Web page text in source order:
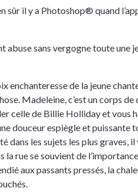
sûr il y a Photoshop® quand
sans vergogne toute une
enchanteresse de la jeune
Madeleine, c’est un corps de
celle de Billie Holliday et vous
douceur espiègle et puissante
dans les sujets les plus graves,
rue se souvient de
aux passants pressés, la